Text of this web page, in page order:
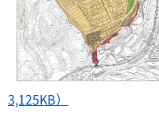
3,125KB）